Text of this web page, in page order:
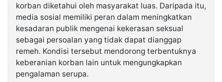
korban diketahui oleh masyarakat luas. Daripada itu,
media sosial memiliki peran dalam meningkatkan
kesadaran publik mengenai kekerasan seksual
sebagai persoalan yang tidak dapat dianggap
remeh. Kondisi tersebut mendorong terbentuknya
keberanian korban lain untuk mengungkapkan
pengalaman serupa.